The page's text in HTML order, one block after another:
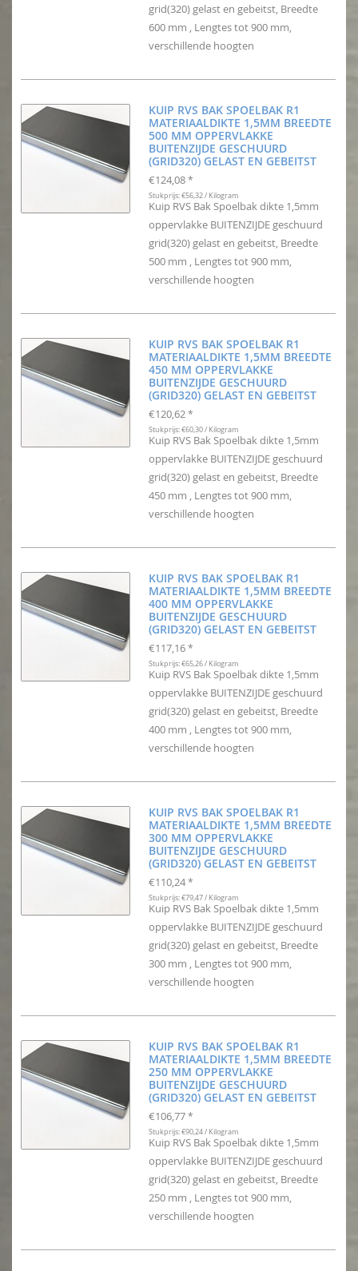
grid(320) gelast en gebeitst, Breedte
600 mm , Lengtes tot 900 mm,
verschillende hoogten
KUIP RVS BAK SPOELBAK R1
MATERIAALDIKTE 1,5MM BREEDTE
500 MM OPPERVLAKKE
BUITENZIJDE GESCHUURD
(GRID320) GELAST EN GEBEITST
€124,08 *
Stukprijs: €56,32 / Kilogram
Kuip RVS Bak Spoelbak dikte 1,5mm
oppervlakke BUITENZIJDE geschuurd
grid(320) gelast en gebeitst, Breedte
500 mm , Lengtes tot 900 mm,
verschillende hoogten
KUIP RVS BAK SPOELBAK R1
MATERIAALDIKTE 1,5MM BREEDTE
450 MM OPPERVLAKKE
BUITENZIJDE GESCHUURD
(GRID320) GELAST EN GEBEITST
€120,62 *
Stukprijs: €60,30 / Kilogram
Kuip RVS Bak Spoelbak dikte 1,5mm
oppervlakke BUITENZIJDE geschuurd
grid(320) gelast en gebeitst, Breedte
450 mm , Lengtes tot 900 mm,
verschillende hoogten
KUIP RVS BAK SPOELBAK R1
MATERIAALDIKTE 1,5MM BREEDTE
400 MM OPPERVLAKKE
BUITENZIJDE GESCHUURD
(GRID320) GELAST EN GEBEITST
€117,16 *
Stukprijs: €65,26 / Kilogram
Kuip RVS Bak Spoelbak dikte 1,5mm
oppervlakke BUITENZIJDE geschuurd
grid(320) gelast en gebeitst, Breedte
400 mm , Lengtes tot 900 mm,
verschillende hoogten
KUIP RVS BAK SPOELBAK R1
MATERIAALDIKTE 1,5MM BREEDTE
300 MM OPPERVLAKKE
BUITENZIJDE GESCHUURD
(GRID320) GELAST EN GEBEITST
€110,24 *
Stukprijs: €79,47 / Kilogram
Kuip RVS Bak Spoelbak dikte 1,5mm
oppervlakke BUITENZIJDE geschuurd
grid(320) gelast en gebeitst, Breedte
300 mm , Lengtes tot 900 mm,
verschillende hoogten
KUIP RVS BAK SPOELBAK R1
MATERIAALDIKTE 1,5MM BREEDTE
250 MM OPPERVLAKKE
BUITENZIJDE GESCHUURD
(GRID320) GELAST EN GEBEITST
€106,77 *
Stukprijs: €90,24 / Kilogram
Kuip RVS Bak Spoelbak dikte 1,5mm
oppervlakke BUITENZIJDE geschuurd
grid(320) gelast en gebeitst, Breedte
250 mm , Lengtes tot 900 mm,
verschillende hoogten